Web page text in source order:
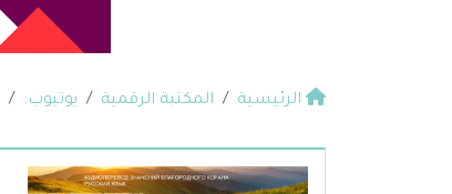
الرئيسية المكتبة الرقمية يوتيوب: